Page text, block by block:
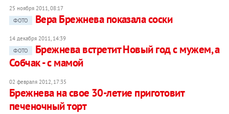
25 ноября 2011, 08:17
ФОТО
Вера Брежнева показала соски
14 декабря 2011, 14:39
ФОТО
Брежнева встретит Новый год с мужем, а
Собчак - с мамой
02 февраля 2012, 17:35
Брежнева на свое 30-летие приготовит
печеночный торт